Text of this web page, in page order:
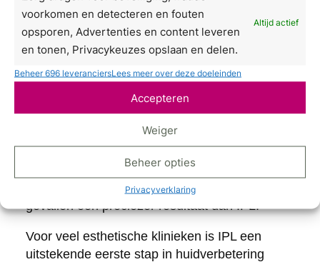
voorkomen en detecteren en fouten
opsporen, Advertenties en content leveren
en tonen, Privacykeuzes opslaan en delen.
Altijd actief
Beheer 696 leveranciersLees meer over deze doeleinden
Accepteren
Weiger
Beheer opties
Privacyverklaring
behandelgebieden, zoals het volledige gezicht
of de hals.
Wanneer kies je voor laser?
Lasers zijn krachtiger en nauwkeuriger, wat ze
geschikt maakt voor specifieke, diepere
indicaties zoals littekens, diepe pigmentatie of
haarverwijdering. De behandeling is
intensiever en vraagt soms om een langere
herstelperiode, maar biedt in bepaalde
gevallen een preciezer resultaat dan IPL.
Voor veel esthetische klinieken is IPL een
uitstekende eerste stap in huidverbetering